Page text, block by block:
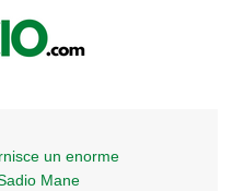
un enorme
Mane